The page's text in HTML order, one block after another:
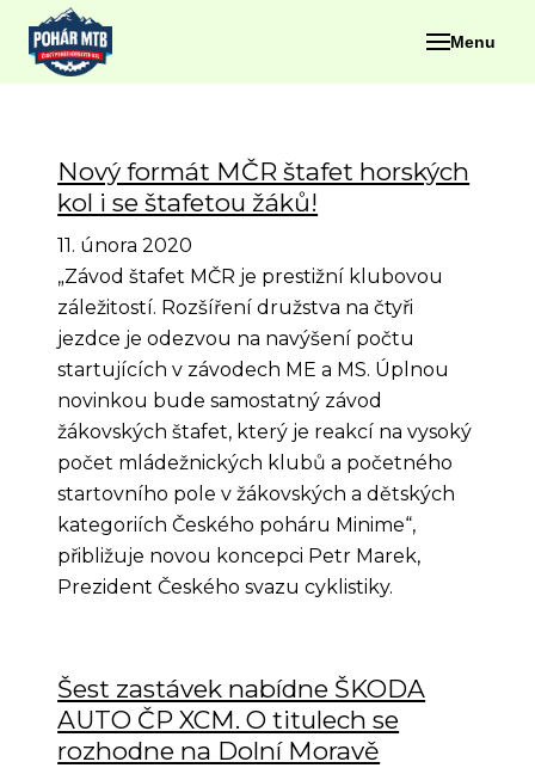
Menu
Nový formát MČR štafet horských
kol i se štafetou žáků!
11. února 2020
„Závod štafet MČR je prestižní klubovou
záležitostí. Rozšíření družstva na čtyři
jezdce je odezvou na navýšení počtu
startujících v závodech ME a MS. Úplnou
novinkou bude samostatný závod
žákovských štafet, který je reakcí na vysoký
počet mládežnických klubů a početného
startovního pole v žákovských a dětských
kategoriích Českého poháru Minime“,
přibližuje novou koncepci Petr Marek,
Prezident Českého svazu cyklistiky.
Šest zastávek nabídne ŠKODA
AUTO ČP XCM. O titulech se
rozhodne na Dolní Moravě